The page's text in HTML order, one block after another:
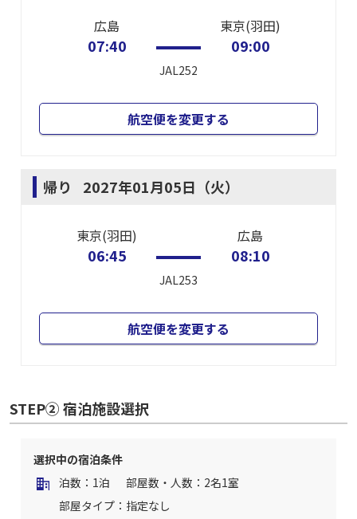
広島
07:40
JAL252
東京(羽田)
09:00
航空便を変更する
帰り 2027年01月05日（火）
東京(羽田)
06:45
JAL253
広島
08:10
航空便を変更する
STEP② 宿泊施設選択
選択中の宿泊条件
泊数：1泊
部屋数・人数：2名1室
部屋タイプ：指定なし